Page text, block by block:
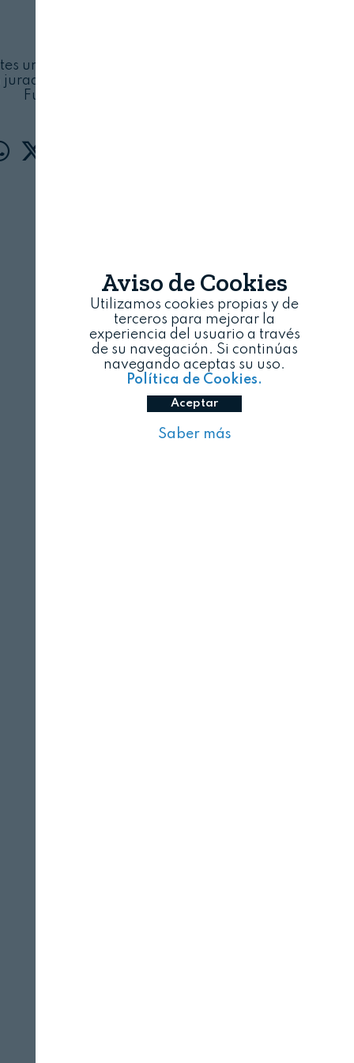
universidades españolas y mostrarán sus
profesional el 5 de septiembre en la
Fundación Alicia
Aviso de Cookies
Utilizamos cookies propias y de
terceros para mejorar la
experiencia del usuario a través
de su navegación. Si continúas
navegando aceptas su uso.
Política de Cookies.
Aceptar
Saber más